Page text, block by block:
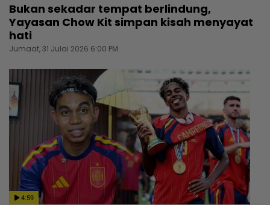
Bukan sekadar tempat berlindung,
Yayasan Chow Kit simpan kisah menyayat
hati
Jumaat, 31 Julai 2026 6:00 PM
4:59